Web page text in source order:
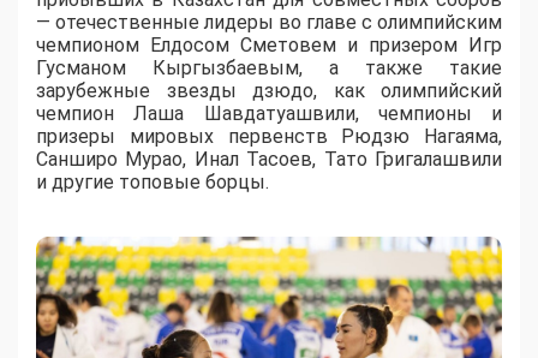
— отечественные лидеры во главе с олимпийским
чемпионом Елдосом Сметовем и призером Игр
Гусманом Кыргызбаевым, а также такие
зарубежные звезды дзюдо, как олимпийский
чемпион Лаша Шавдатуашвили, чемпионы и
призеры мировых первенств Рюдзю Нагаяма,
Санширо Мурао, Инал Тасоев, Тато Григалашвили
и другие топовые борцы.